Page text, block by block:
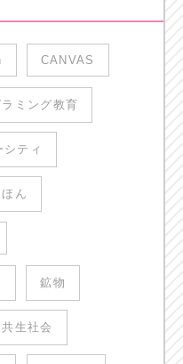
CANVAS
ミング教育
ティ
ん
鉱物
生社会